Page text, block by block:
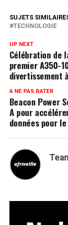
SUJETS
TECHNOLOGIE
UP NEXT
Célébration de
premier A350-
divertissement
A NE PAS RATER
Beacon Power
A pour
données pour